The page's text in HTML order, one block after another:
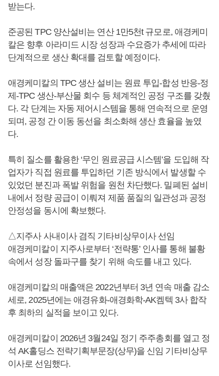
받는다.
준공된 TPC 양산설비는 연산 1만5천t 규모로, 애경케미
칼은 향후 아라미드 시장 성장과 수요증가 추세에 따라
단계적으로 생산 확대를 검토할 예정이다.
애경케미칼의 TPC 생산 설비는 원료 투입-합성 반응-정
제-TPC 생산-부산물 회수 등 체계적인 공정 구조를 갖췄
다. 각 단계는 자동 제어시스템을 통해 연속적으로 운영
되며, 공정 간 이동 동선을 최소화해 생산 효율을 높였
다.
특히 질소를 활용한 ‘무인 원료공급 시스템’을 도입해 작
업자가 직접 원료를 투입하던 기존 방식에서 발생할 수
있었던 분진과 폭발 위험을 원천 차단했다. 밀폐된 설비
내에서 정량 공급이 이뤄져 제품 품질의 일관성과 공정
안정성을 동시에 확보했다.
△지주사 사내이사 겸직 기타비상무이사 선임
애경케미칼이 지주사로부터 ‘전략통’ 인사를 통해 불황
속에서 성장 돌파구를 찾기 위해 속도를 내고 있다.
애경케미칼의 매출액은 2022년부터 3년 연속 매출 감소
세로, 2025년에는 애경유화-애경화학-AK켐텍 3사 합작
후 최하의 실적을 보이고 있다.
애경케미칼이 2026년 3월24일 정기 주주총회를 열고 정
석 AK홀딩스 전략기획부문장(상무)을 신임 기타비상무
이사로 선임했다.